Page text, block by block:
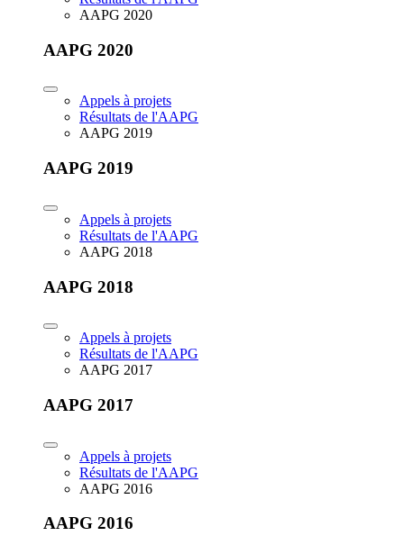
AAPG 2020
AAPG 2020
Appels à projets
Résultats de l'AAPG
AAPG 2019
AAPG 2019
Appels à projets
Résultats de l'AAPG
AAPG 2018
AAPG 2018
Appels à projets
Résultats de l'AAPG
AAPG 2017
AAPG 2017
Appels à projets
Résultats de l'AAPG
AAPG 2016
AAPG 2016